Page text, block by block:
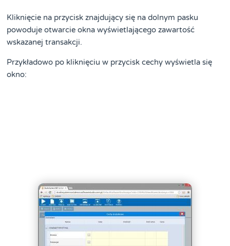
Kliknięcie na przycisk znajdujący się na dolnym pasku
powoduje otwarcie okna wyświetlającego zawartość
wskazanej transakcji.
Przykładowo po kliknięciu w przycisk cechy wyświetla się
okno: